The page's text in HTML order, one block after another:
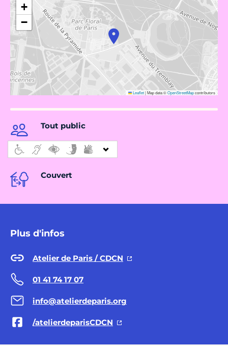
+
−
Leaflet|Map data ©OpenStreetMapcontributors
Tout public
Couvert
Plus d'infos
Atelier de Paris / CDCN
01 41 74 17 07
info@atelierdeparis.org
/atelierdeparisCDCN